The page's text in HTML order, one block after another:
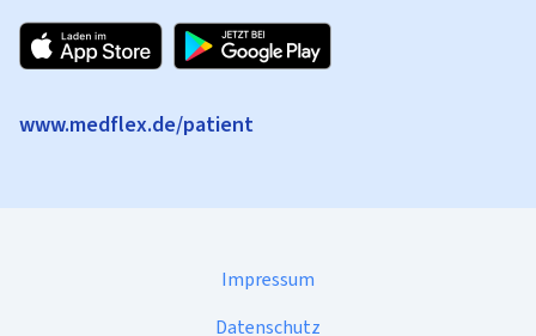
www.medflex.de/patient
Impressum
Datenschutz